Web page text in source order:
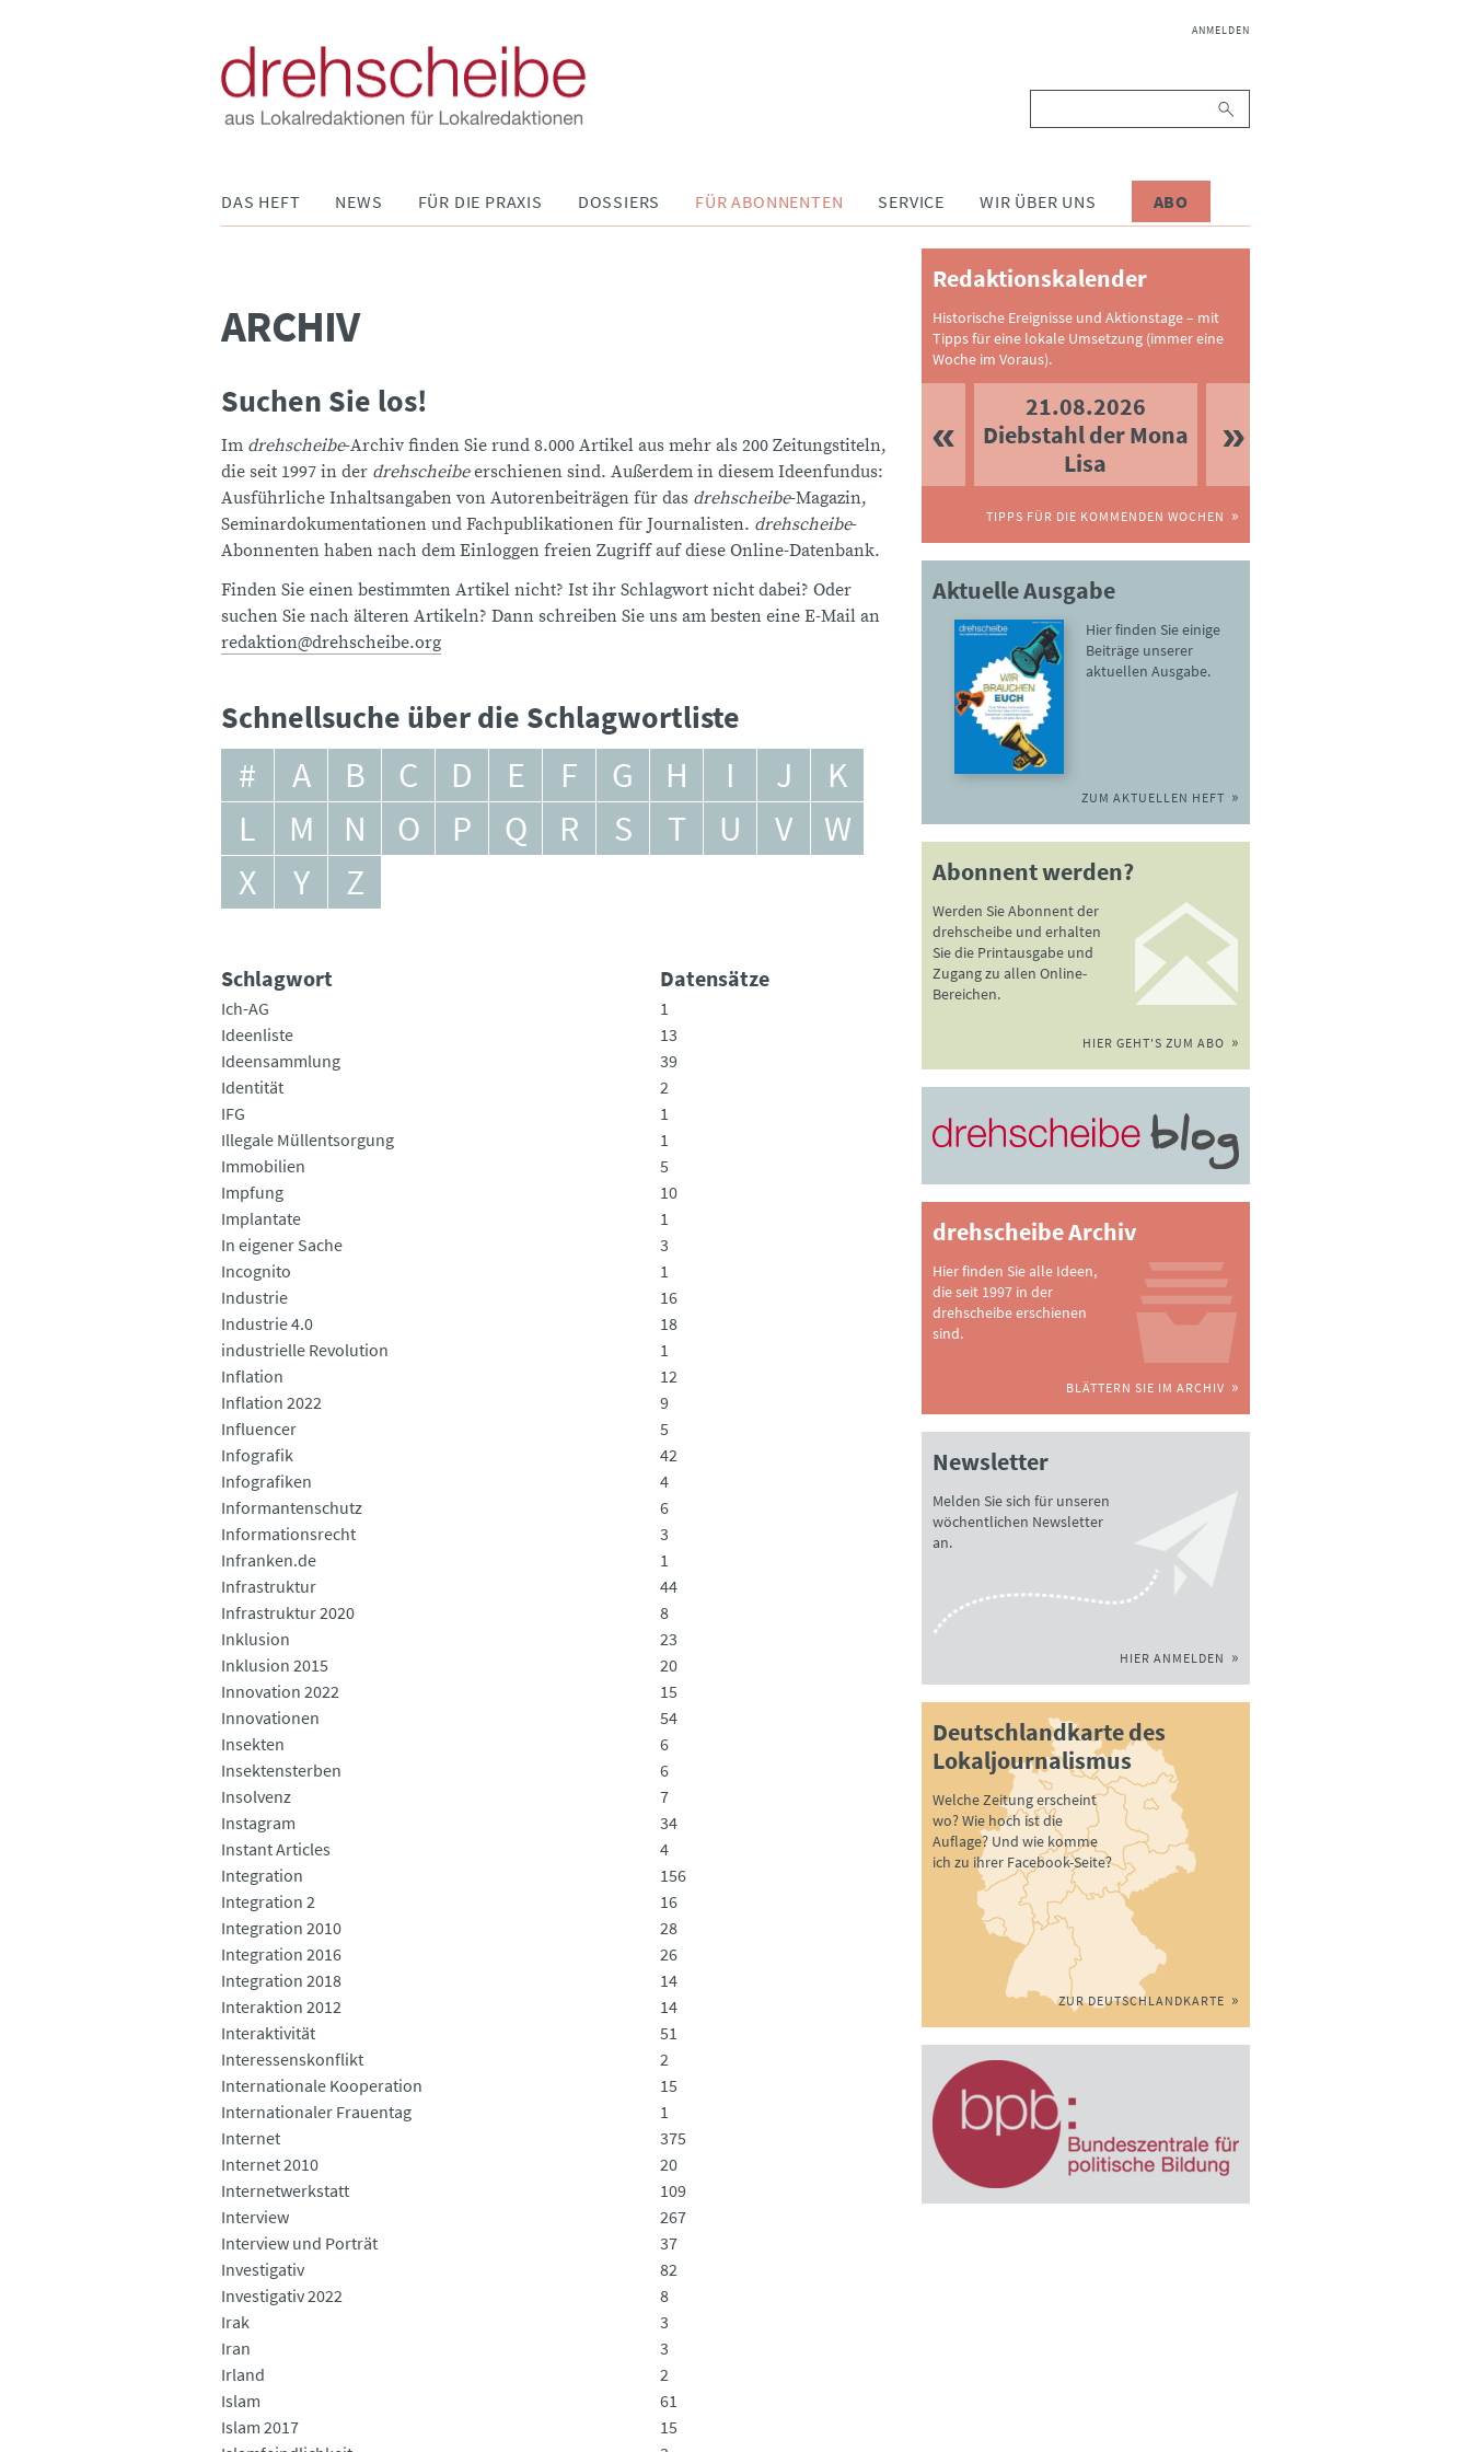
NAVIGATION
ANMELDEN
DAS HEFT NEWS FÜR DIE PRAXIS DOSSIERS FÜR ABONNENTEN SERVICE WIR ÜBER UNS ABO
ARCHIV
Suchen Sie los!
Im drehscheibe-Archiv finden Sie rund 8.000 Artikel aus mehr als 200 Zeitungstiteln,
die seit 1997 in der drehscheibeerschienen sind. Außerdem in diesem Ideenfundus:
Ausführliche Inhaltsangaben von Autorenbeiträgen für das drehscheibe-Magazin,
Seminardokumentationen und Fachpublikationen für Journalisten. drehscheibe-
Abonnenten haben nach dem Einloggen freien Zugriff auf diese Online-Datenbank.
Finden Sie einen bestimmten Artikel nicht? Ist ihr Schlagwort nicht dabei? Oder
suchen Sie nach älteren Artikeln? Dann schreiben Sie uns am besten eine E-Mail an
redaktion@drehscheibe.org
Schnellsuche über die Schlagwortliste
# A B C D E F G H I J
K
L
M N O P Q R S T U V
W
X
Y Z
Schlagwort Datensätze
Ich-AG
1
Ideenliste
13
Ideensammlung
39
Identität
2
IFG
1
Illegale Müllentsorgung
1
Immobilien
5
Impfung
10
Implantate
1
In eigener Sache
3
Incognito
1
Industrie
16
Industrie 4.0
18
industrielle Revolution
1
Inflation
12
Inflation 2022
9
Influencer
5
Infografik
42
Infografiken
4
Informantenschutz
6
Informationsrecht
3
Infranken.de
1
Infrastruktur
44
Infrastruktur 2020
8
Inklusion
23
Inklusion 2015
20
Innovation 2022
15
Innovationen
54
Insekten
6
Insektensterben
6
Insolvenz
7
Instagram
34
Instant Articles
4
Integration
156
Integration 2
16
Integration 2010
28
Integration 2016
26
Integration 2018
14
Interaktion 2012
14
Interaktivität
51
Interessenskonflikt
2
Internationale Kooperation
15
Internationaler Frauentag
1
Internet
375
Internet 2010
20
Internetwerkstatt
109
Interview
267
Interview und Porträt
37
Investigativ
82
Investigativ 2022
8
Irak
3
Iran
3
Irland
2
Islam
61
Islam 2017
15
Redaktionskalender
Historische Ereignisse und Aktionstage – mit
Tipps für eine lokale Umsetzung (immer eine
Woche im Voraus).
21.08.2026
Diebstahl der Mona
Lisa
TIPPS FÜR DIE KOMMENDEN WOCHEN
Aktuelle Ausgabe
Hier finden Sie einige
Beiträge unserer
aktuellen Ausgabe.
ZUM AKTUELLEN HEFT
Abonnent werden?
Werden Sie Abonnent der
drehscheibe und erhalten
Sie die Printausgabe und
Zugang zu allen Online-
Bereichen.
HIER GEHT'S ZUM ABO
drehscheibe Archiv
Hier finden Sie alle Ideen,
die seit 1997 in der
drehscheibe erschienen
sind.
BLÄTTERN SIE IM ARCHIV
Newsletter
Melden Sie sich für unseren
wöchentlichen Newsletter
an.
HIER ANMELDEN
Deutschlandkarte des
Lokaljournalismus
Welche Zeitung erscheint
wo? Wie hoch ist die
Auflage? Und wie komme
ich zu ihrer Facebook-Seite?
ZUR DEUTSCHLANDKARTE